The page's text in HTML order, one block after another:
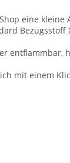
eine
Bezugsstoff
mit einem